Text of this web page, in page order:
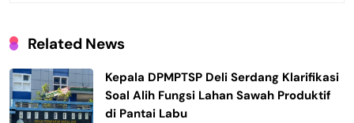
Related News
Kepala DPMPTSP Deli Serdang Klarifikasi
Soal Alih Fungsi Lahan Sawah Produktif
di Pantai Labu